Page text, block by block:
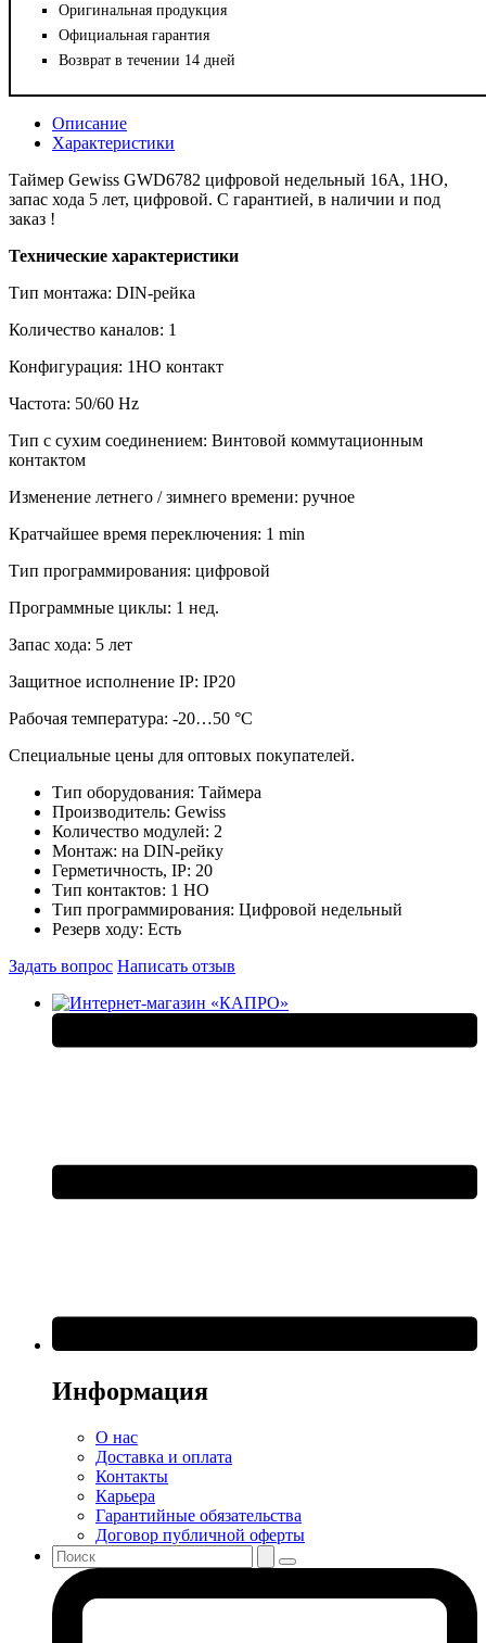
Оригинальная продукция
Официальная гарантия
Возврат в течении 14 дней
Описание
Характеристики
Таймер Gewiss GWD6782 цифровой недельный 16А, 1НО,
запас хода 5 лет, цифровой. С гарантией, в наличии и под
заказ !
Технические характеристики
Тип монтажа: DIN-рейка
Количество каналов: 1
Конфигурация: 1НО контакт
Частота: 50/60 Hz
Тип с сухим соединением: Винтовой коммутационным
контактом
Изменение летнего / зимнего времени: ручное
Кратчайшее время переключения: 1 min
Тип программирования: цифровой
Программные циклы: 1 нед.
Запас хода: 5 лет
Защитное исполнение IP: IP20
Рабочая температура: -20…50 °C
Специальные цены для оптовых покупателей.
Тип оборудования: Таймера
Производитель: Gewiss
Количество модулей: 2
Монтаж: на DIN-рейку
Герметичность, IP: 20
Тип контактов: 1 НО
Тип программирования: Цифровой недельный
Резерв ходу: Есть
Задать вопрос Написать отзыв
Информация
О нас
Доставка и оплата
Контакты
Карьера
Гарантийные обязательства
Договор публичной оферты